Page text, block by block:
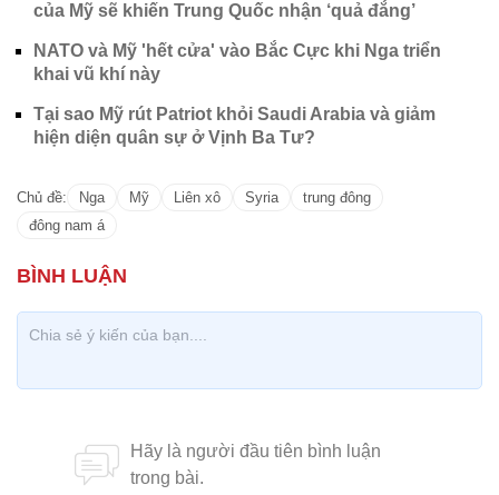
của Mỹ sẽ khiến Trung Quốc nhận ‘quả đắng’
NATO và Mỹ 'hết cửa' vào Bắc Cực khi Nga triển
khai vũ khí này
Tại sao Mỹ rút Patriot khỏi Saudi Arabia và giảm
hiện diện quân sự ở Vịnh Ba Tư?
Chủ đề: Nga Mỹ Liên xô Syria
trung đông
đông nam á